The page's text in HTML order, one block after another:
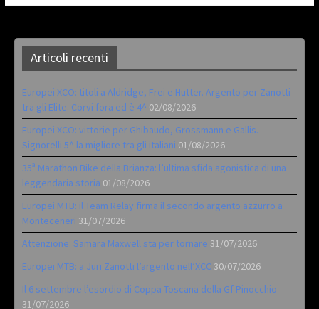
Articoli recenti
Europei XCO: titoli a Aldridge, Frei e Hutter. Argento per Zanotti
tra gli Elite. Corvi fora ed è 4^ 02/08/2026
Europei XCO: vittorie per Ghibaudo, Grossmann e Gallis.
Signorelli 5^ la migliore tra gli italiani 01/08/2026
35ª Marathon Bike della Brianza: l’ultima sfida agonistica di una
leggendaria storia 01/08/2026
Europei MTB: il Team Relay firma il secondo argento azzurro a
Monteceneri 31/07/2026
Attenzione: Samara Maxwell sta per tornare 31/07/2026
Europei MTB: a Juri Zanotti l’argento nell’XCC 30/07/2026
Il 6 settembre l’esordio di Coppa Toscana della Gf Pinocchio
31/07/2026